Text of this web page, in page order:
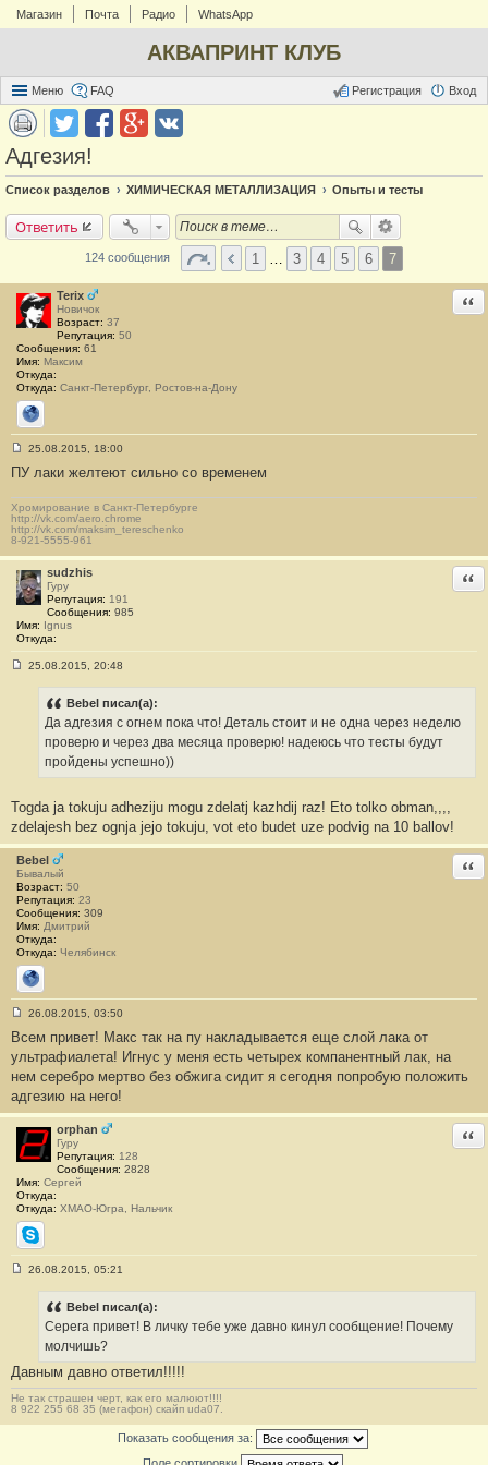
Магазин Почта Радио WhatsApp
АКВАПРИНТ КЛУБ
Меню FAQ Вход
Регистрация
Адгезия!
Список разделов ХИМИЧЕСКАЯ МЕТАЛЛИЗАЦИЯ Опыты и тесты
Ответить
124 сообщения 1 3 4 5 6 7
Terix
Новичок
Возраст: 37
Репутация: 50
Сообщения: 61
Имя: Максим
Откуда:
Откуда: Санкт-Петербург, Ростов-на-Дону
Сайт
о
б
щ
е
н
е
#
1
2
25.08.2015, 18:00
ПУ лаки желтеют сильно со временем
Хромирование в Санкт-Петербурге
http://vk.com/aero.chrome
http://vk.com/maksim_tereschenko
8-921-5555-961
sudzhis
Гуру
Репутация: 191
Сообщения: 985
Имя: Ignus
Откуда:
1
2
2
25.08.2015, 20:48
Bebel писал(а):
Да адгезия с огнем пока что! Деталь стоит и не одна через неделю
проверю и через два месяца проверю! надеюсь что тесты будут
пройдены успешно))
Togda ja tokuju adheziju mogu zdelatj kazhdij raz! Eto tolko obman,,,,
zdelajesh bez ognja jejo tokuju, vot eto budet uze podvig na 10 ballov!
Bebel
Бывалый
Возраст: 50
Репутация: 23
Сообщения: 309
Имя: Дмитрий
Откуда:
Откуда: Челябинск
Сайт
о
б
щ
н
и
е
#
1
3
26.08.2015, 03:50
Всем привет! Макс так на пу накладывается еще слой лака от
ультрафиалета! Игнус у меня есть четырех компанентный лак, на
нем серебро мертво без обжига сидит я сегодня попробую положить
адгезию на него!
orphan
Гуру
Репутация: 128
Сообщения: 2828
Имя: Сергей
Откуда:
Откуда: ХМАО-Югра, Нальчик
Skype
и
#
1
2
26.08.2015, 05:21
Bebel писал(а):
Серега привет! В личку тебе уже давно кинул сообщение! Почему
молчишь?
Давным давно ответил!!!!!
Не так страшен черт, как его малюют!!!!
8 922 255 68 35 (мегафон) скайп uda07.
Показать сообщения за: